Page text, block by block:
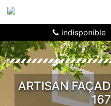
indisponible
ARTISAN